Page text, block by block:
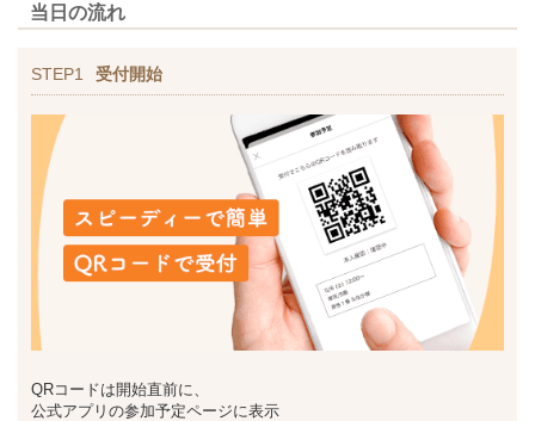
当日の流れ
STEP1 受付開始
QRコードは開始直前に、
公式アプリの参加予定ページに表示